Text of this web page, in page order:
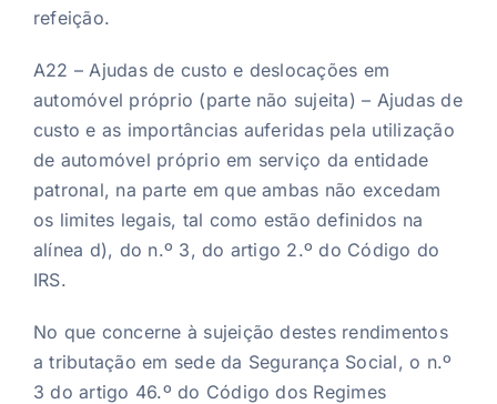
refeição.
A22 – Ajudas de custo e deslocações em
automóvel próprio (parte não sujeita) – Ajudas de
custo e as importâncias auferidas pela utilização
de automóvel próprio em serviço da entidade
patronal, na parte em que ambas não excedam
os limites legais, tal como estão definidos na
alínea d), do n.º 3, do artigo 2.º do Código do
IRS.
No que concerne à sujeição destes rendimentos
a tributação em sede da Segurança Social, o n.º
3 do artigo 46.º do Código dos Regimes